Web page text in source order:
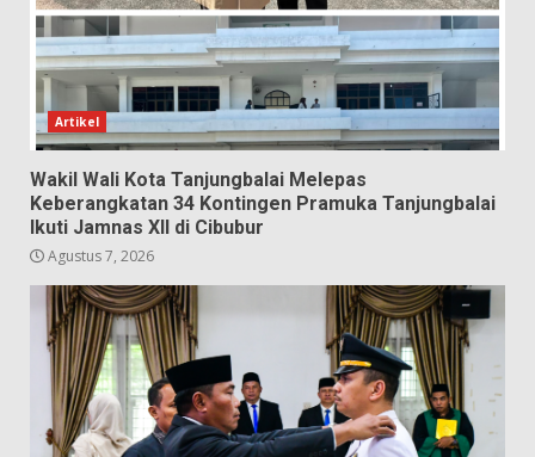
Artikel
Wakil Wali Kota Tanjungbalai Melepas
Keberangkatan 34 Kontingen Pramuka Tanjungbalai
Ikuti Jamnas XII di Cibubur
Agustus 7, 2026